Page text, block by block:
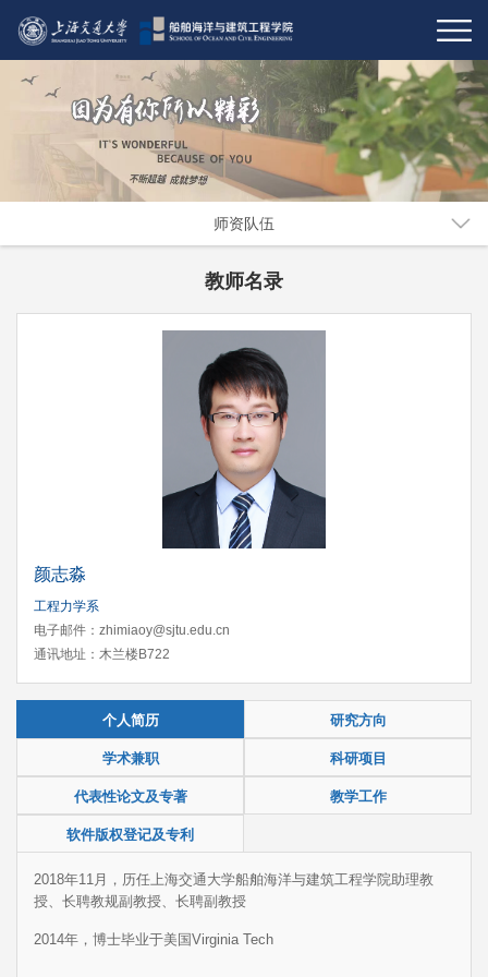
师资队伍
教师名录
颜志淼
工程力学系
电子邮件：zhimiaoy@sjtu.edu.cn
通讯地址：木兰楼B722
个人简历 研究方向
学术兼职 科研项目
代表性论文及专著 教学工作
软件版权登记及专利
2018年11月，历任上海交通大学船舶海洋与建筑工程学院助理教
授、长聘教规副教授、长聘副教授
2014年，博士毕业于美国Virginia Tech